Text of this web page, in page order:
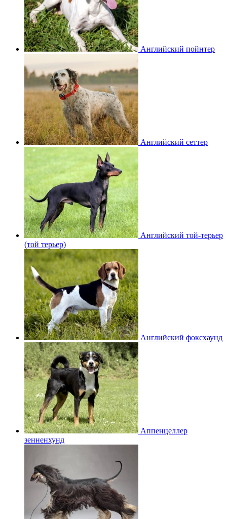
Английский пойнтер
Английский сеттер
Английский той-терьер
(той терьер)
Английский фоксхаунд
Аппенцеллер
зенненхунд